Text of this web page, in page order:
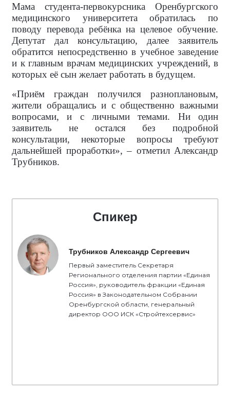
Мама студента-первокурсника Оренбургского
медицинского университета обратилась по
поводу перевода ребёнка на целевое обучение.
Депутат дал консультацию, далее заявитель
обратится непосредственно в учебное заведение
и к главным врачам медицинских учреждений, в
которых её сын желает работать в будущем.
«Приём граждан получился разноплановым,
жители обращались и с общественно важными
вопросами, и с личными темами. Ни один
заявитель не остался без подробной
консультации, некоторые вопросы требуют
дальнейшей проработки», – отметил Александр
Трубников.
Спикер
Трубников Александр Сергеевич
Первый заместитель Секретаря
Регионального отделения партии «Единая
Россия», руководитель фракции «Единая
Россия» в Законодательном Собрании
Оренбургской области, генеральный
директор ООО ИСК «Стройтехсервис»